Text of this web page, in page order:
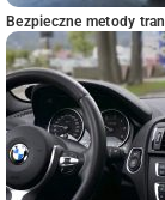
Bezpieczne metody